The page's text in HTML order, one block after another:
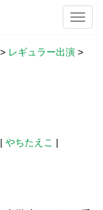
> レギュラー出演 >
| やちたえこ |